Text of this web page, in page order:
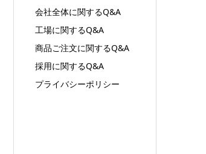
会社全体に関するQ&A
工場に関するQ&A
商品ご注文に関するQ&A
採用に関するQ&A
プライバシーポリシー